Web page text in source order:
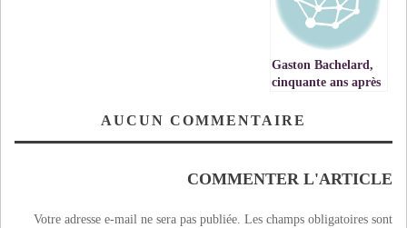
Gaston Bachelard,
cinquante ans après
AUCUN COMMENTAIRE
COMMENTER L'ARTICLE
Votre adresse e-mail ne sera pas publiée. Les champs obligatoires sont